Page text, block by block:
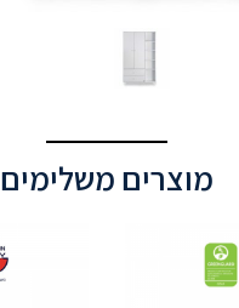
מוצרים משלימים